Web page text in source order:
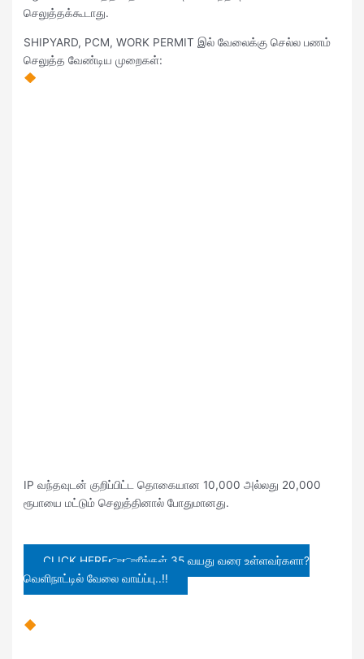
செலுத்தக்கூடாது.
SHIPYARD, PCM, WORK PERMIT இல் வேலைக்கு செல்ல பணம்
செலுத்த வேண்டிய முறைகள்:
IP வந்தவுடன் குறிப்பிட்ட தொகையான 10,000 அல்லது 20,000
ரூபாயை மட்டும் செலுத்தினால் போதுமானது.
CLICK HERE👉👉நீங்கள் 35 வயது வரை உள்ளவர்களா?
வெளிநாட்டில் வேலை வாய்ப்பு..!!